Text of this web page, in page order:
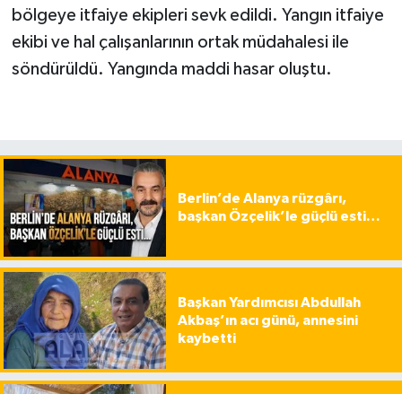
bölgeye itfaiye ekipleri sevk edildi. Yangın itfaiye
ekibi ve hal çalışanlarının ortak müdahalesi ile
söndürüldü. Yangında maddi hasar oluştu.
Berlin’de Alanya rüzgârı,
başkan Özçelik’le güçlü esti…
Başkan Yardımcısı Abdullah
Akbaş’ın acı günü, annesini
kaybetti